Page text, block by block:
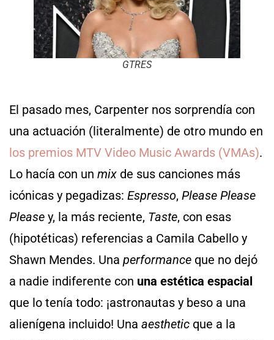
GTRES
El pasado mes, Carpenter nos sorprendía con
una actuación (literalmente) de otro mundo en
los premios MTV Video Music Awards (VMAs).
Lo hacía con un mix de sus canciones más
icónicas y pegadizas: Espresso, Please Please
Please y, la más reciente, Taste, con esas
(hipotéticas) referencias a Camila Cabello y
Shawn Mendes. Una performance que no dejó
a nadie indiferente con una estética espacial
que lo tenía todo: ¡astronautas y beso a una
alienígena incluido! Una aesthetic que a la